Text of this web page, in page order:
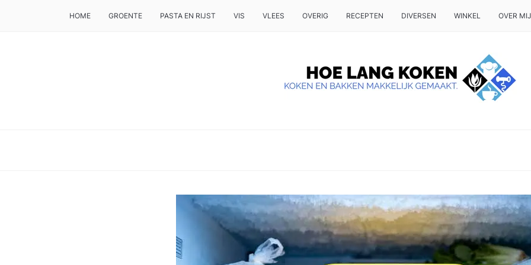
HOME GROENTE PASTA EN RIJST VIS VLEES OVERIG RECEPTEN DIVERSEN WINKEL OVER MIJ